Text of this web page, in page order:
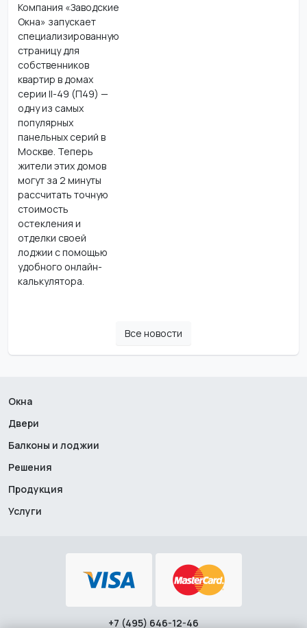
Компания «Заводские
Окна» запускает
специализированную
страницу для
собственников
квартир в домах
серии II-49 (П49) —
одну из самых
популярных
панельных серий в
Москве. Теперь
жители этих домов
могут за 2 минуты
рассчитать точную
стоимость
остекления и
отделки своей
лоджии с помощью
удобного онлайн-
калькулятора.
Все новости
Окна
Двери
Балконы и лоджии
Решения
Продукция
Услуги
+7 (495) 646-12-46